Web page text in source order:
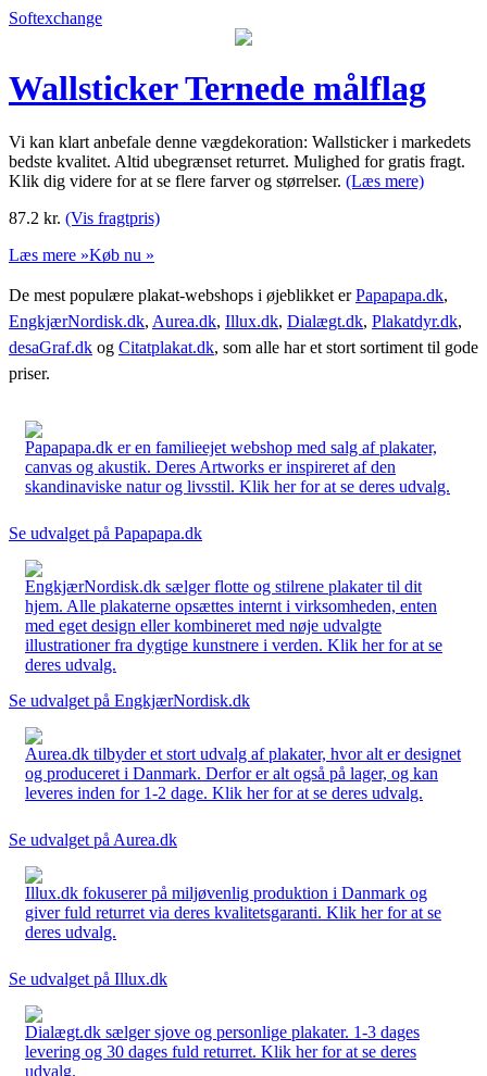
Softexchange
Wallsticker Ternede målflag
Vi kan klart anbefale denne vægdekoration: Wallsticker i markedets
bedste kvalitet. Altid ubegrænset returret. Mulighed for gratis fragt.
Klik dig videre for at se flere farver og størrelser. (Læs mere)
87.2 kr. (Vis fragtpris)
Læs mere »Køb nu »
De mest populære plakat-webshops i øjeblikket erPapapapa.dk,
EngkjærNordisk.dk, Aurea.dk, Illux.dk, Dialægt.dk, Plakatdyr.dk,
desaGraf.dk og Citatplakat.dk, som alle har et stort sortiment til gode
priser.
Papapapa.dk er en familieejet webshop med salg af plakater,
canvas og akustik. Deres Artworks er inspireret af den
skandinaviske natur og livsstil. Klik her for at se deres udvalg.
Se udvalget på Papapapa.dk
EngkjærNordisk.dk sælger flotte og stilrene plakater til dit
hjem. Alle plakaterne opsættes internt i virksomheden, enten
med eget design eller kombineret med nøje udvalgte
illustrationer fra dygtige kunstnere i verden. Klik her for at se
deres udvalg.
Se udvalget på EngkjærNordisk.dk
Aurea.dk tilbyder et stort udvalg af plakater, hvor alt er designet
og produceret i Danmark. Derfor er alt også på lager, og kan
leveres inden for 1-2 dage. Klik her for at se deres udvalg.
Se udvalget på Aurea.dk
Illux.dk fokuserer på miljøvenlig produktion i Danmark og
giver fuld returret via deres kvalitetsgaranti. Klik her for at se
deres udvalg.
Se udvalget på Illux.dk
Dialægt.dk sælger sjove og personlige plakater. 1-3 dages
levering og 30 dages fuld returret. Klik her for at se deres
udvalg.